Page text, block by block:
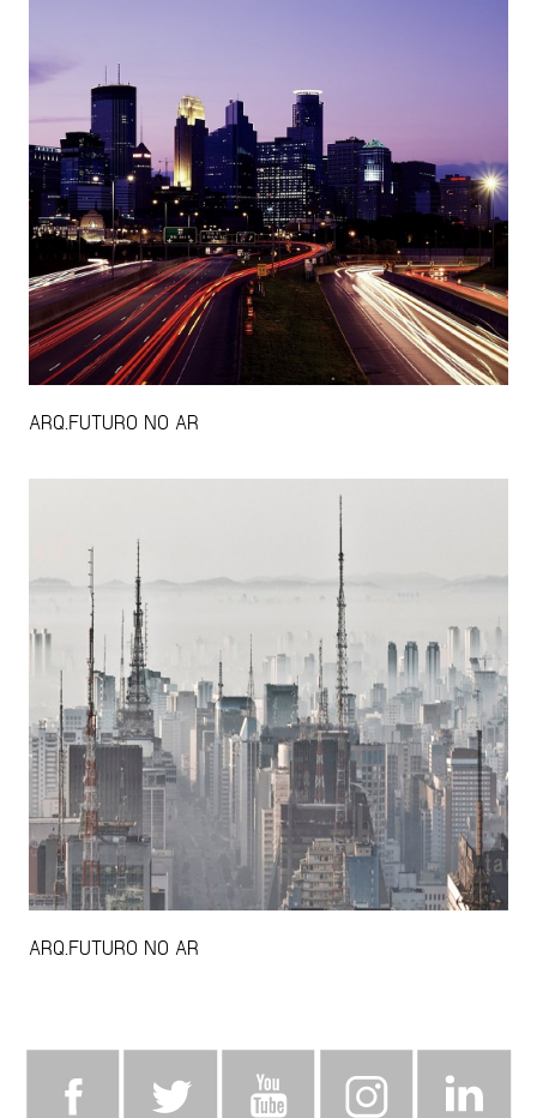
ARQ.FUTURO NO AR
ARQ.FUTURO NO AR